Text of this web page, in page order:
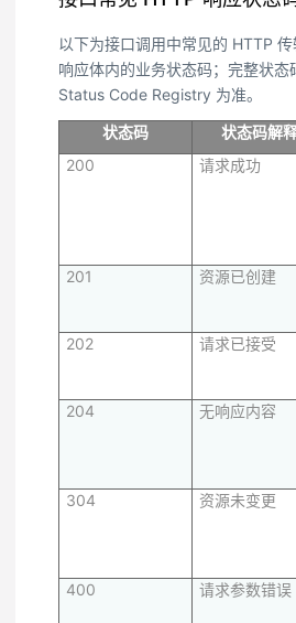
以下为接口调用中常见的 HTTP
响应体内的业务状态码；完整状
Status Code Registry 为准。
状态码
状态码解
200
请求成功
201
资源已创建
202
请求已接受
204
无响应内容
304
资源未变更
400
请求参数错误